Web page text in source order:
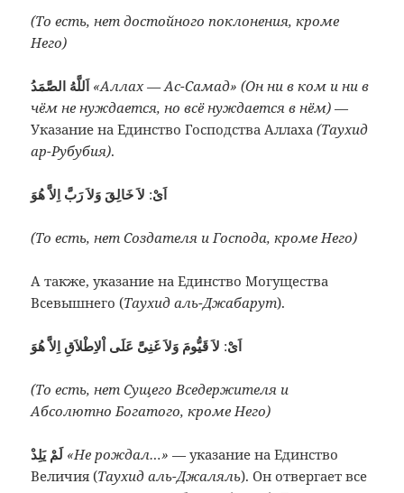
(То есть, нет достойного поклонения, кроме
Него)
اَللَّهُ الصَّمَدُ «Аллах — Ас-Самад» (Он ни в ком и ни в
чём не нуждается, но всё нуждается в нём) —
Указание на Единство Господства Аллаха(Таухид
ар-Рубубия).
اَىْ: لاَ خَالِقَ وَلاَ رَبَّ اِلاَّ هُوَ
(То есть, нет Создателя и Господа, кроме Него)
А также, указание на Единство Могущества
Всевышнего (Таухид аль-Джабарут).
اَىْ:
(То есть, нет Сущего Вседержителя и
Абсолютно Богатого, кроме Него)
لَمْ يَلِدْ «Не рождал…» — указание на Единство
Величия (Таухид аль-Джаляль). Он отвергает все